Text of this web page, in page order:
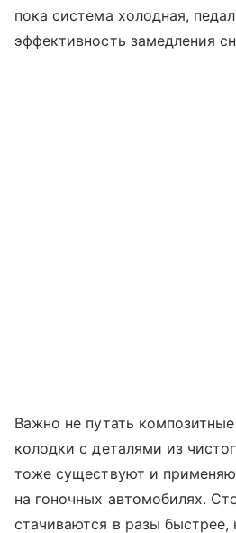
пока система холодная,
эффективность замедления
Важно не путать
колодки с деталями из
тоже существуют и
на гоночных автомобилях.
стачиваются в разы